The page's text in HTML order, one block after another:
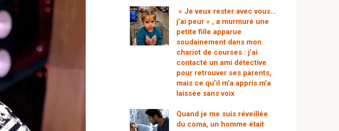
» Je veux rester avec vous…
j’ai peur « , a murmuré une
petite fille apparue
soudainement dans mon
chariot de courses : j’ai
contacté un ami détective
pour retrouver ses parents,
mais ce qu’il m’a appris m’a
laissée sans voix
Quand je me suis réveillée
du coma, un homme était